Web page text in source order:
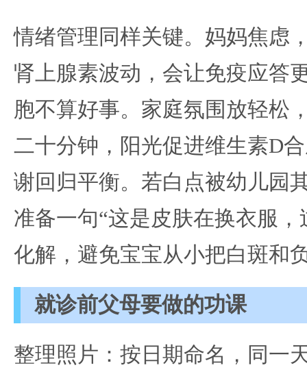
情绪管理同样关键。妈妈焦虑
肾上腺素波动，会让免疫应答
胞不算好事。家庭氛围放轻松
二十分钟，阳光促进维生素D
谢回归平衡。若白点被幼儿园
准备一句“这是皮肤在换衣服
化解，避免宝宝从小把白斑和
就诊前父母要做的功课
整理照片：按日期命名，同一